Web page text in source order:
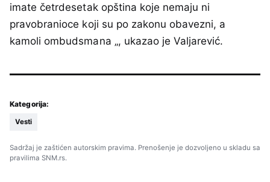
imate četrdesetak opština koje nemaju ni
pravobranioce koji su po zakonu obavezni, a
kamoli ombudsmana „, ukazao je Valjarević.
Kategorija:
Vesti
Sadržaj je zaštićen autorskim pravima. Prenošenje je dozvoljeno u skladu sa
pravilima SNM.rs.